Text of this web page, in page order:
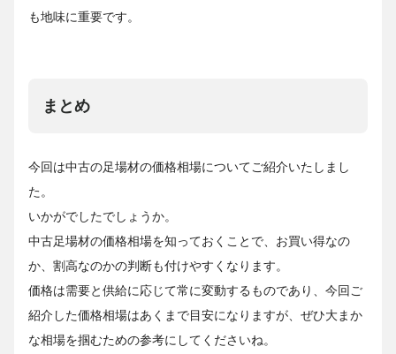
も地味に重要です。
まとめ
今回は中古の足場材の価格相場についてご紹介いたしまし
た。
いかがでしたでしょうか。
中古足場材の価格相場を知っておくことで、お買い得なの
か、割高なのかの判断も付けやすくなります。
価格は需要と供給に応じて常に変動するものであり、今回ご
紹介した価格相場はあくまで目安になりますが、ぜひ大まか
な相場を掴むための参考にしてくださいね。